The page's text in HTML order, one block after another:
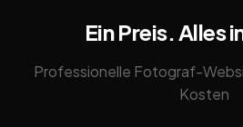
Ein Preis. Alles
Professionelle Fotograf-
Kosten